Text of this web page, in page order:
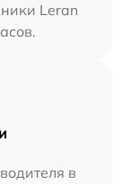
Leran
в